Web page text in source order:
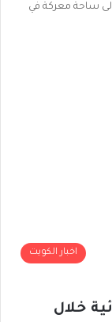
ساحة معركة في
اخبار الكويت
خلال